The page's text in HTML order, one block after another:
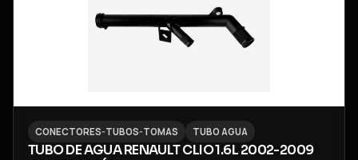
CONECTORES-TUBOS-TOMAS TUBO AGUA
TUBO DE AGUA RENAULT CLIO 1.6L 2002-2009